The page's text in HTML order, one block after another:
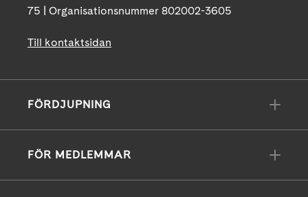
75 | Organisationsnummer 802002-3605
Till kontaktsidan
FÖRDJUPNING
FÖR MEDLEMMAR